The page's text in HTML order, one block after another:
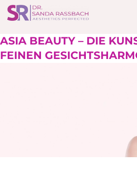
ASIA BEAUTY – DIE
FEINEN